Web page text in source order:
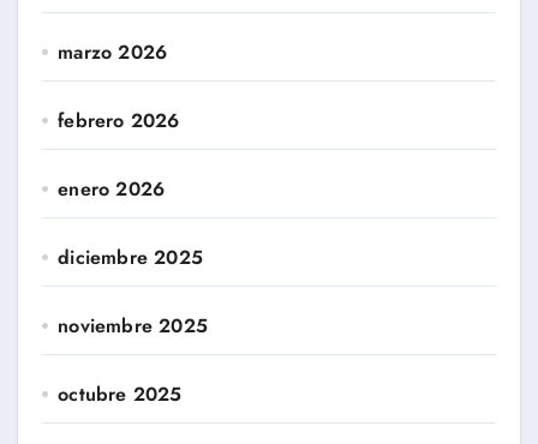
marzo 2026
febrero 2026
enero 2026
diciembre 2025
noviembre 2025
octubre 2025